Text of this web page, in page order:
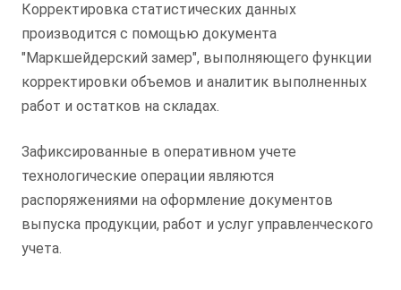
Корректировка статистических данных
производится с помощью документа
"Маркшейдерский замер", выполняющего функции
корректировки объемов и аналитик выполненных
работ и остатков на складах.
Зафиксированные в оперативном учете
технологические операции являются
распоряжениями на оформление документов
выпуска продукции, работ и услуг управленческого
учета.